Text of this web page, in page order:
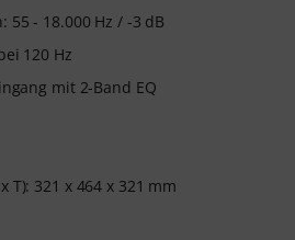
- 18.000 Hz / -3 dB
120 Hz
mit 2-Band EQ
T): 321 x 464 x 321 mm